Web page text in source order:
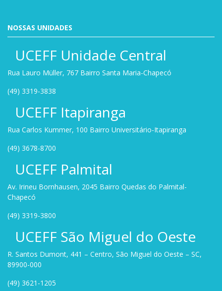
NOSSAS UNIDADES
UCEFF Unidade Central
Rua Lauro Müller, 767 Bairro Santa Maria-Chapecó
(49) 3319-3838
UCEFF Itapiranga
Rua Carlos Kummer, 100 Bairro Universitário-Itapiranga
(49) 3678-8700
UCEFF Palmital
Av. Irineu Bornhausen, 2045 Bairro Quedas do Palmital-
Chapecó
(49) 3319-3800
UCEFF São Miguel do Oeste
R. Santos Dumont, 441 – Centro, São Miguel do Oeste – SC,
89900-000
(49) 3621-1205